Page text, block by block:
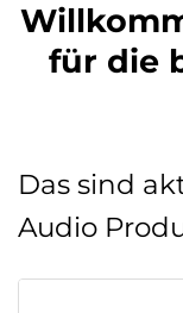
für die
Das sind
Audio